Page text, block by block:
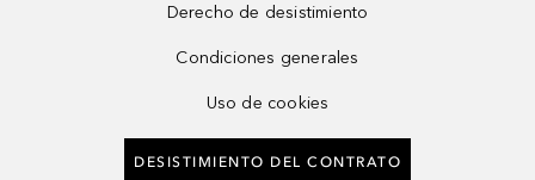
Derecho de desistimiento
Condiciones generales
Uso de cookies
DESISTIMIENTO DEL CONTRATO